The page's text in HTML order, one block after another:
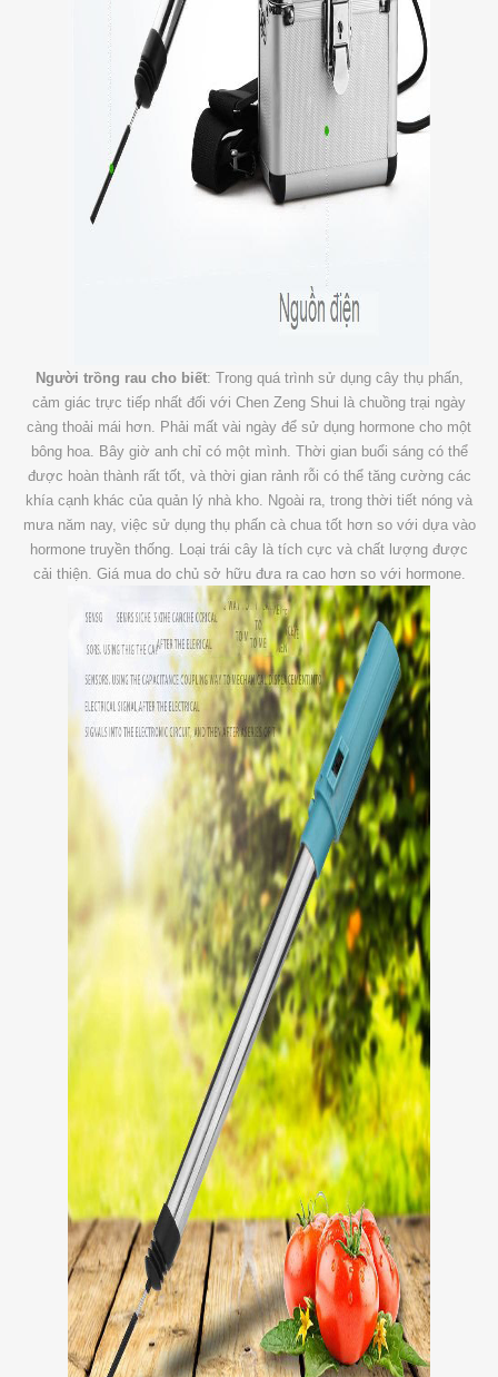
Người trồng rau cho biết: Trong quá trình sử dụng cây thụ phấn,
cảm giác trực tiếp nhất đối với Chen Zeng Shui là chuồng trại ngày
càng thoải mái hơn. Phải mất vài ngày để sử dụng hormone cho một
bông hoa. Bây giờ anh chỉ có một mình. Thời gian buổi sáng có thể
được hoàn thành rất tốt, và thời gian rảnh rỗi có thể tăng cường các
khía cạnh khác của quản lý nhà kho. Ngoài ra, trong thời tiết nóng và
mưa năm nay, việc sử dụng thụ phấn cà chua tốt hơn so với dựa vào
hormone truyền thống. Loại trái cây là tích cực và chất lượng được
cải thiện. Giá mua do chủ sở hữu đưa ra cao hơn so với hormone.